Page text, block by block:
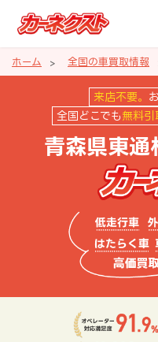
ホーム 全国の車買取情報
青森県東通村
来店不要。
全国どこでも 無料引
青森県東通